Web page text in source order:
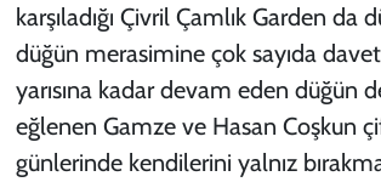
karşıladığı Çivril Çamlık Garden da
düğün merasimine çok sayıda
yarısına kadar devam eden düğün
eğlenen Gamze ve Hasan Coşkun
günlerinde kendilerini yalnız